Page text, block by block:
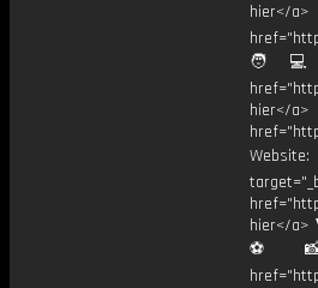
hier</
🧑💻
hier</
hier</
⚽️ 📸